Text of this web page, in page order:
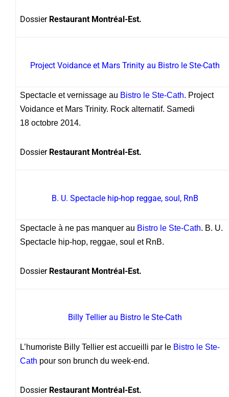
Dossier Restaurant Montréal-Est.
Project Voidance et Mars Trinity au Bistro le Ste-Cath
Spectacle et vernissage au Bistro le Ste-Cath. Project
Voidance et Mars Trinity. Rock alternatif. Samedi
18 octobre 2014.
Dossier Restaurant Montréal-Est.
B. U. Spectacle hip-hop reggae, soul, RnB
Spectacle à ne pas manquer au Bistro le Ste-Cath. B. U.
Spectacle hip-hop, reggae, soul et RnB.
Dossier Restaurant Montréal-Est.
Billy Tellier au Bistro le Ste-Cath
L’humoriste Billy Tellier est accueilli par le Bistro le Ste-
Cath pour son brunch du week-end.
Dossier Restaurant Montréal-Est.